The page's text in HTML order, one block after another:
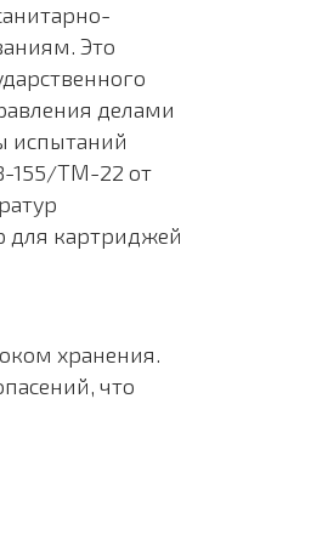
Это
делами
испытаний
155/ТМ-22 от
для картриджей
хранения.
что